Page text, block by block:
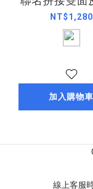
Error
Belt（
NT$1,280
加入購物車
線上客服